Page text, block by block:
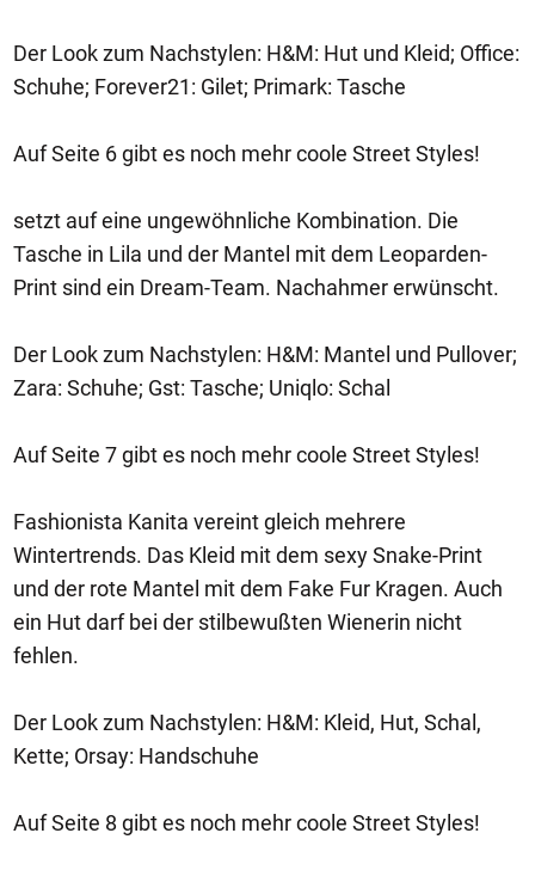
Der Look zum Nachstylen: H&M: Hut und Kleid; Office:
Schuhe; Forever21: Gilet; Primark: Tasche
Auf Seite 6 gibt es noch mehr coole Street Styles!
setzt auf eine ungewöhnliche Kombination. Die
Tasche in Lila und der Mantel mit dem Leoparden-
Print sind ein Dream-Team. Nachahmer erwünscht.
Der Look zum Nachstylen: H&M: Mantel und Pullover;
Zara: Schuhe; Gst: Tasche; Uniqlo: Schal
Auf Seite 7 gibt es noch mehr coole Street Styles!
Fashionista Kanita vereint gleich mehrere
Wintertrends. Das Kleid mit dem sexy Snake-Print
und der rote Mantel mit dem Fake Fur Kragen. Auch
ein Hut darf bei der stilbewußten Wienerin nicht
fehlen.
Der Look zum Nachstylen: H&M: Kleid, Hut, Schal,
Kette; Orsay: Handschuhe
Auf Seite 8 gibt es noch mehr coole Street Styles!